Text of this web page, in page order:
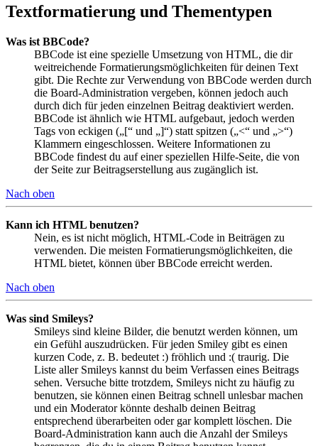
Textformatierung und Thementypen
Was ist BBCode?
BBCode ist eine spezielle Umsetzung von HTML, die dir
weitreichende Formatierungsmöglichkeiten für deinen Text
gibt. Die Rechte zur Verwendung von BBCode werden durch
die Board-Administration vergeben, können jedoch auch
durch dich für jeden einzelnen Beitrag deaktiviert werden.
BBCode ist ähnlich wie HTML aufgebaut, jedoch werden
Tags von eckigen („[“ und „]“) statt spitzen („<“ und „>“)
Klammern eingeschlossen. Weitere Informationen zu
BBCode findest du auf einer speziellen Hilfe-Seite, die von
der Seite zur Beitragserstellung aus zugänglich ist.
Nach oben
Kann ich HTML benutzen?
Nein, es ist nicht möglich, HTML-Code in Beiträgen zu
verwenden. Die meisten Formatierungsmöglichkeiten, die
HTML bietet, können über BBCode erreicht werden.
Nach oben
Was sind Smileys?
Smileys sind kleine Bilder, die benutzt werden können, um
ein Gefühl auszudrücken. Für jeden Smiley gibt es einen
kurzen Code, z. B. bedeutet :) fröhlich und :( traurig. Die
Liste aller Smileys kannst du beim Verfassen eines Beitrags
sehen. Versuche bitte trotzdem, Smileys nicht zu häufig zu
benutzen, sie können einen Beitrag schnell unlesbar machen
und ein Moderator könnte deshalb deinen Beitrag
entsprechend überarbeiten oder gar komplett löschen. Die
Board-Administration kann auch die Anzahl der Smileys